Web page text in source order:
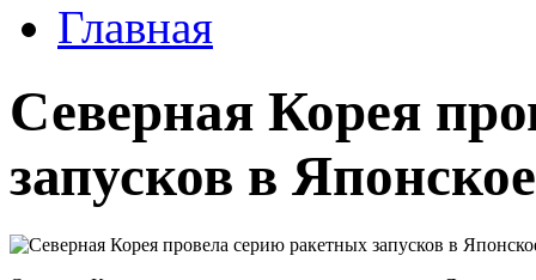
Главная
Северная Корея
запусков в